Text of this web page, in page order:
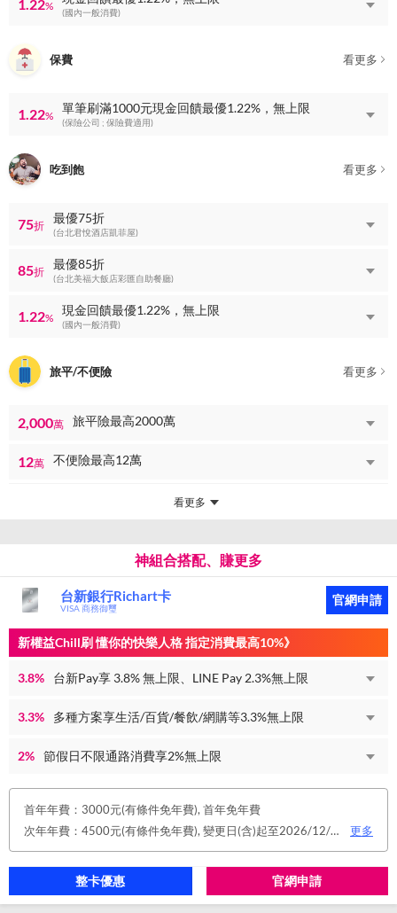
1.22% (國內一般消費)
保費 看更多
1.22%
單筆刷滿1000元現金回饋最優1.22%，無上限
(保險公司 ; 保險費適用)
吃到飽 看更多
75折
最優75折
(台北君悅酒店凱菲屋)
85折
最優85折
(台北美福大飯店彩匯自助餐廳)
1.22%
現金回饋最優1.22%，無上限
(國內一般消費)
旅平/不便險 看更多
2,000萬 旅平險最高2000萬
12萬 不便險最高12萬
看更多
神組合搭配、賺更多
台新銀行Richart卡
VISA 商務御璽
官網申請
新權益Chill刷 懂你的快樂人格 指定消費最高10%》
3.8% 台新Pay享 3.8% 無上限、LINE Pay 2.3%無上限
3.3% 多種方案享生活/百貨/餐飲/網購等3.3%無上限
2% 節假日不限通路消費享2%無上限
首年年費：3000元(有條件免年費), 首年免年費
次年年費：4500元(有條件免年費), 變更日(含)起至2026/12/31止，符合原卡別之免年費消費條件 或 使用台新信用卡數位帳單(包含電子/行動帳單)且生效，即享免年費優惠。
更多
整卡優惠 官網申請